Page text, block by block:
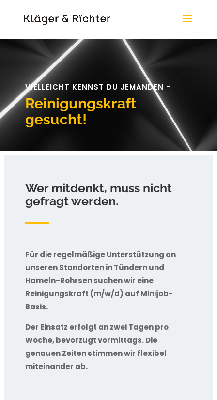
VIELLEICHT KENNST DU JEMANDEN -
Reinigungskraft
gesucht!
Wer mitdenkt, muss nicht
gefragt werden.
Für die regelmäßige Unterstützung an
unseren Standorten in Tündern und
Hameln-Rohrsen suchen wir eine
Reinigungskraft (m/w/d) auf Minijob-
Basis.
Der Einsatz erfolgt an zwei Tagen pro
Woche, bevorzugt vormittags.Die
genauen Zeiten stimmen wir flexibel
miteinander ab.